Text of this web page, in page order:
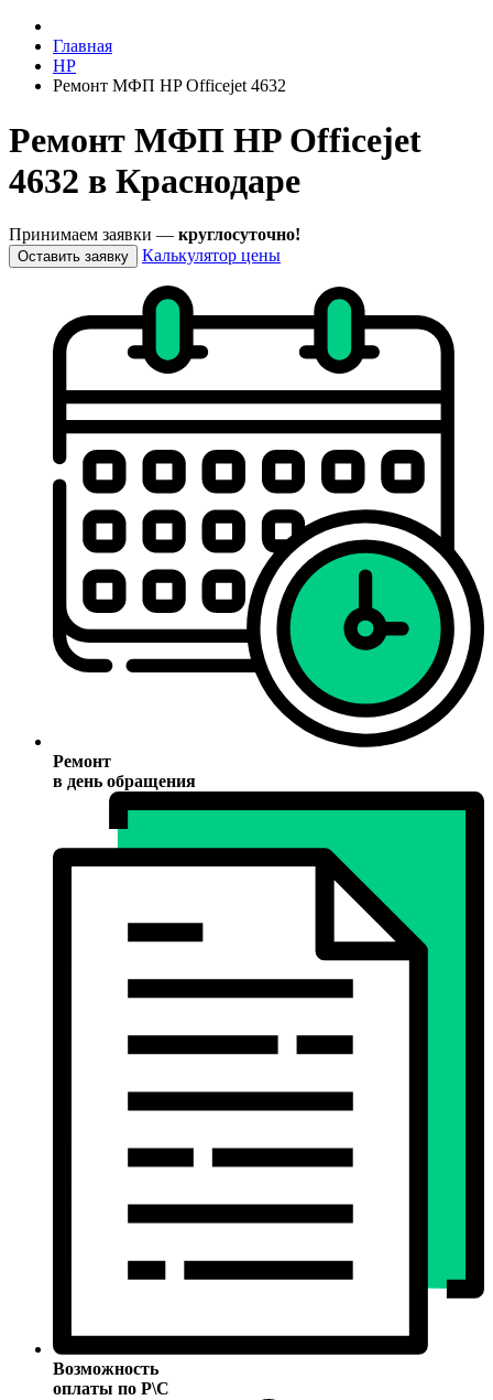
Главная
HP
Ремонт МФП HP Officejet 4632
Ремонт МФП HP Officejet
4632 в Краснодаре
Принимаем заявки — круглосуточно!
Оставить заявку Калькулятор цены
Ремонт
в день обращения
Возможность
оплаты по Р\С